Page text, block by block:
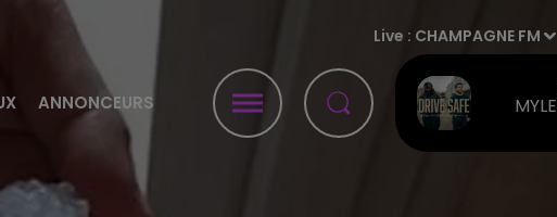
ANNONCEURS
Live : CHAMPAGNE FM